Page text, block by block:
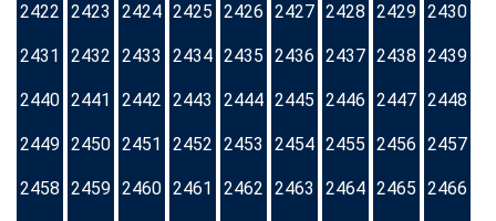
2422 2423 2424 2425 2426 2427 2428 2429 2430
2431 2432 2433 2434 2435 2436 2437 2438 2439
2440 2441 2442 2443 2444 2445 2446 2447 2448
2449 2450 2451 2452 2453 2454 2455 2456 2457
2458 2459 2460 2461 2462 2463 2464 2465 2466